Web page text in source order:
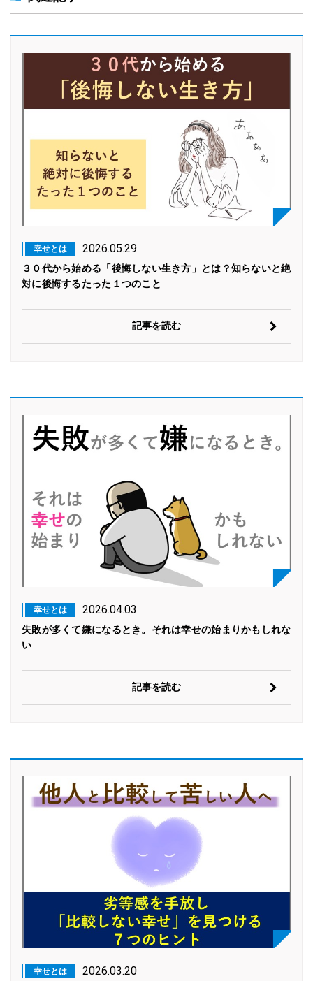
幸せとは 2026.05.29
３０代から始める「後悔しない生き方」とは？知らないと絶
対に後悔するたった１つのこと
記事を読む
幸せとは 2026.04.03
失敗が多くて嫌になるとき。それは幸せの始まりかもしれな
い
記事を読む
幸せとは 2026.03.20